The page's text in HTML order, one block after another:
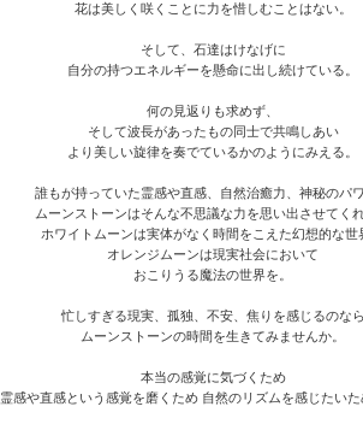
花は美しく咲くことに力を惜しむことはない。
そして、石達はけなげに
自分の持つエネルギーを懸命に出し続けている。
何の見返りも求めず、
そして波長があったもの同士で共鳴しあい
より美しい旋律を奏でているかのようにみえる。
誰もが持っていた霊感や直感、自然治癒力、神秘のパワ
ムーンストーンはそんな不思議な力を思い出させてくれ
ホワイトムーンは実体がなく時間をこえた幻想的な世
オレンジムーンは現実社会において
おこりうる魔法の世界を。
忙しすぎる現実、孤独、不安、焦りを感じるのなら
ムーンストーンの時間を生きてみませんか。
本当の感覚に気づくため
霊感や直感という感覚を磨くため 自然のリズムを感じたいた